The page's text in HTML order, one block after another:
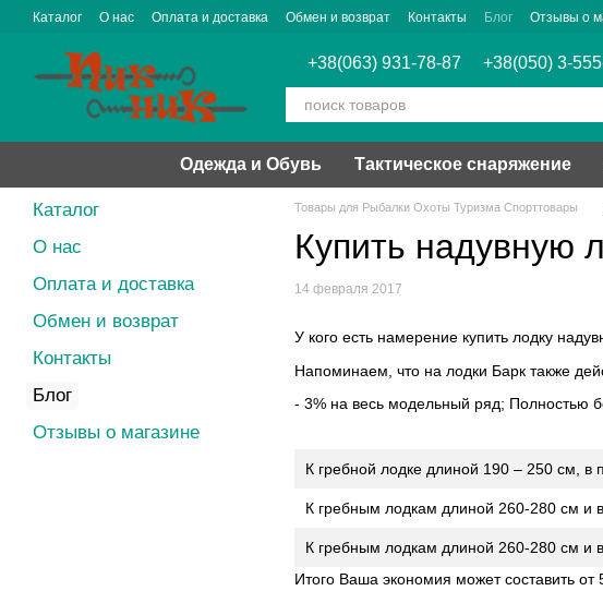
Перейти к основному контенту
Каталог О нас Оплата и доставка Обмен и возврат Контакты Блог Отзывы о
+38(063) 931-78-87 +38(050) 3-
Одежда и Обувь Тактическое снаряжение
Товары для Рыбалки Охоты Туризма Спорттовары
Купить надувную
14 февраля 2017
У кого есть намерение купить лодку
Напоминаем, что на лодки Барк также
- 3% на весь модельный ряд; Полностью
К гребной лодке длиной 190 – 250 см,
К гребным лодкам длиной 260-280 см и
К гребным лодкам длиной 260-280 см и
Итого Ваша экономия может составить от
Каталог
О нас
Оплата и доставка
Обмен и возврат
Контакты
Блог
Отзывы о магазине